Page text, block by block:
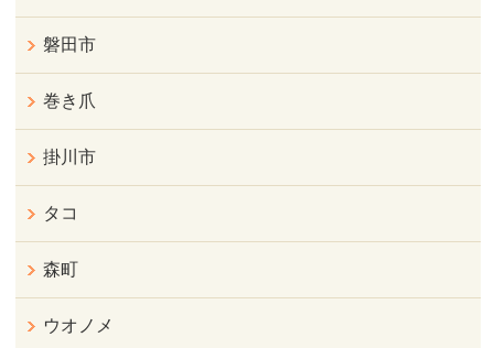
磐田市
巻き爪
掛川市
タコ
森町
ウオノメ